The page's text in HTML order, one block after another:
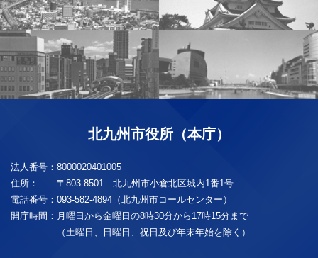
北九州市役所（本庁）
法人番号： 8000020401005
住所：
〒803-8501 北九州市小倉北区城内1番1号
電話番号： 093-582-4894（北九州市コールセンター）
開庁時間： 月曜日から金曜日の8時30分から17時15分まで
（土曜日、日曜日、祝日及び年末年始を除く）